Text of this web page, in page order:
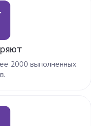
2000 выполненных